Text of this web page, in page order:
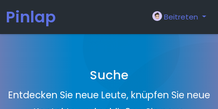
Pinlap Beitreten
Suche
Entdecken Sie neue Leute, knüpfen Sie neue